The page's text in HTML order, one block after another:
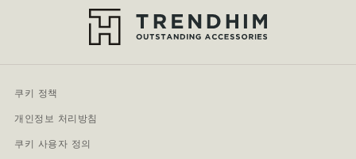
쿠키 정책
개인정보 처리방침
쿠키 사용자 정의